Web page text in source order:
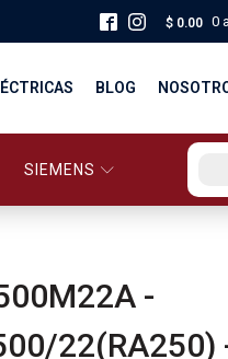
$0.00 0
Y FUERZA
BLOG
SIEMENS
-
22(RA250)